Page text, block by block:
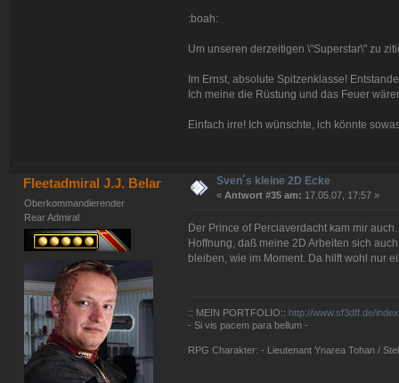
:boah:
Um unseren derzeitigen \"Superstar\" zu
Im Ernst, absolute Spitzenklasse!
Ich meine die Rüstung und das Feuer
Einfach irre! Ich wünschte, ich könnte
Fleetadmiral J.J. Belar
Oberkommandierender
Rear Admiral
Sven´s kleine 2D Ecke
« Antwort #35 am: 17.05.07, 17:57 »
Der Prince of Perciaverdacht kam mir
Hoffnung, daß meine 2D Arbeiten sich
bleiben, wie im Moment. Da hilft wohl nur
:: MEIN PORTFOLIO:: http://www.sf3dff.de/
- Si vis pacem para bellum -
RPG Charakter: - Lieutenant Ynarea Tohan /